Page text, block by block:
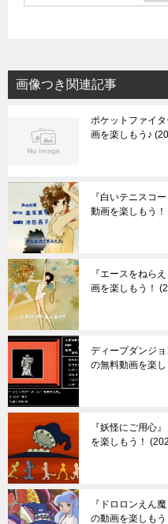
画像つき関連記事
ポケットファイ
画を楽しもう♪
『白いテニスコ
動画を楽しもう！
『エースをねら
画を楽しもう！
ディープダンジョ
の無料動画を楽し
『妖怪にご用心
を楽しもう！
『ドロロンえん
の動画を楽しもう